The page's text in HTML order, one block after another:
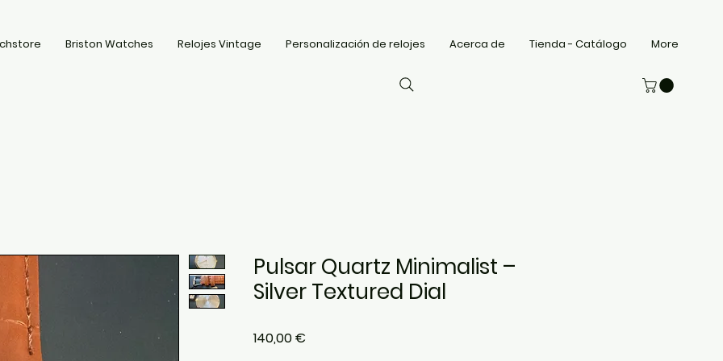
Briston Watches Relojes Vintage Personalización de relojes Acerca de Tienda - Catálogo More
Pulsar Quartz Minimalist –
Silver Textured Dial
140,00 €